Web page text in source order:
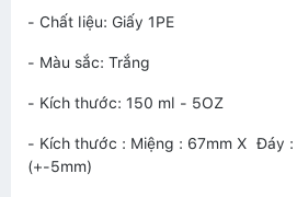
- Chất liệu: Giấy 1PE
- Màu sắc: Trắng
- Kích thước: 150 ml - 5OZ
- Kích thước : Miệng : 67mm X Đáy :
(+-5mm)